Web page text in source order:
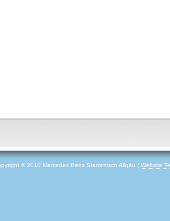
© 2010 Mercedes Benz Stammtisch Allgäu | Website